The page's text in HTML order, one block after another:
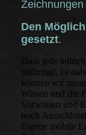
Den
gesetzt.
Dass jede
mitbringt, ist
können wir
Wissen und die
Vorwissen und
noch
Eigene mobile